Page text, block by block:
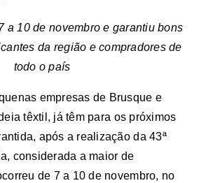
a 10 de novembro e garantiu bons
da região e compradores de
todo o país
empresas de Brusque e
têxtil, já têm para os próximos
após a realização da 43ª
considerada a maior de
de 7 a 10 de novembro, no